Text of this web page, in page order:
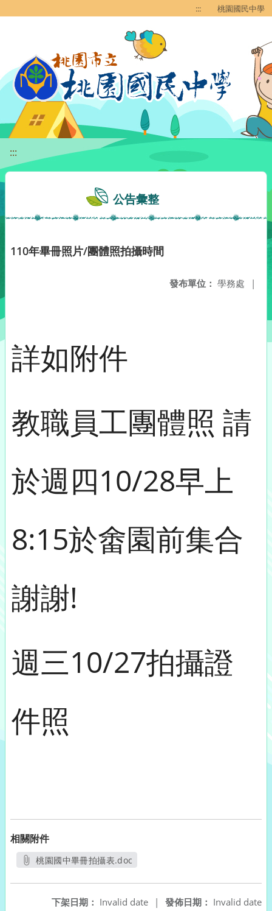
::: 桃園國民中學
:::
公告彙整
110年畢冊照片/團體照拍攝時間
發布單位： 學務處 |
詳如附件
教職員工團體照 請
於週四10/28早上
8:15於畬園前集合
謝謝!
週三10/27拍攝證
件照
相關附件
桃園國中畢冊拍攝表.doc
發佈日期： Invalid date
下架日期： Invalid date
|